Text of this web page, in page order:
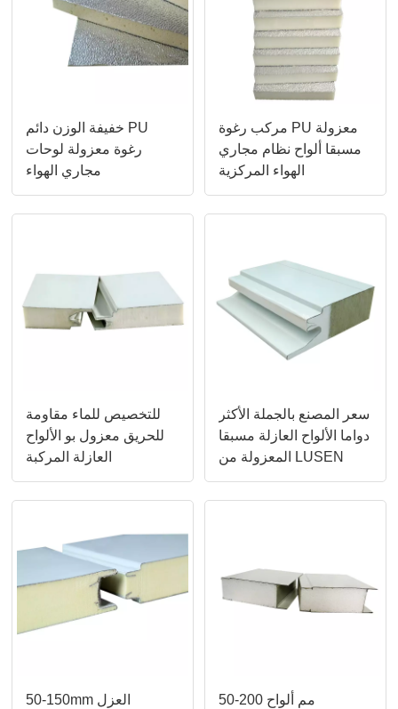
خفيفة الوزن دائم PU
رغوة معزولة لوحات
مجاري الهواء
مركب رغوة PU معزولة
مسبقا ألواح نظام مجاري
الهواء المركزية
للتخصيص للماء مقاومة
للحريق معزول بو الألواح
العازلة المركبة
سعر المصنع بالجملة الأكثر
دواما الألواح العازلة مسبقا
المعزولة من LUSEN
50-150mm العزل
50-200 مم ألواح